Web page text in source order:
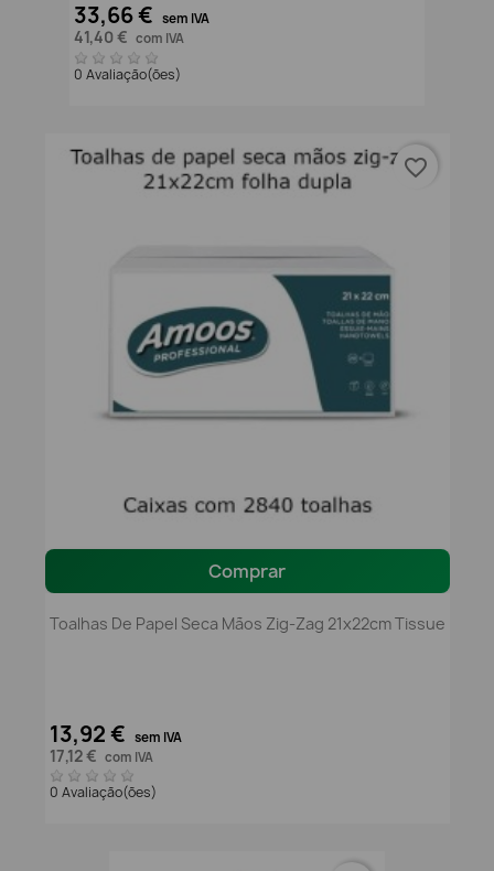
33,66 € sem IVA
41,40 € com IVA
0 Avaliação(ões)
Comprar
Toalhas De Papel Seca Mãos Zig-Zag 21x22cm Tissue
13,92 € sem IVA
17,12 € com IVA
0 Avaliação(ões)
favorite_border